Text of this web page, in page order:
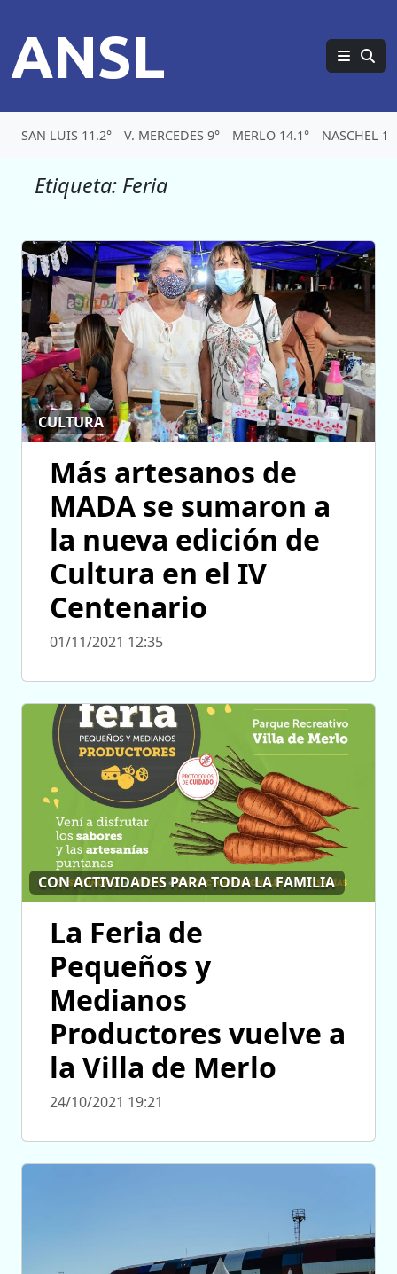
ANSL
SAN LUIS 11.2° V. MERCEDES 9° MERLO 14.1° NASCHEL
Etiqueta: Feria
CULTURA
Más artesanos de
MADA se sumaron a
la nueva edición de
Cultura en el IV
Centenario
01/11/2021 12:35
CON ACTIVIDADES PARA TODA LA FAMILIA
La Feria de
Pequeños y
Medianos
Productores vuelve a
la Villa de Merlo
24/10/2021 19:21